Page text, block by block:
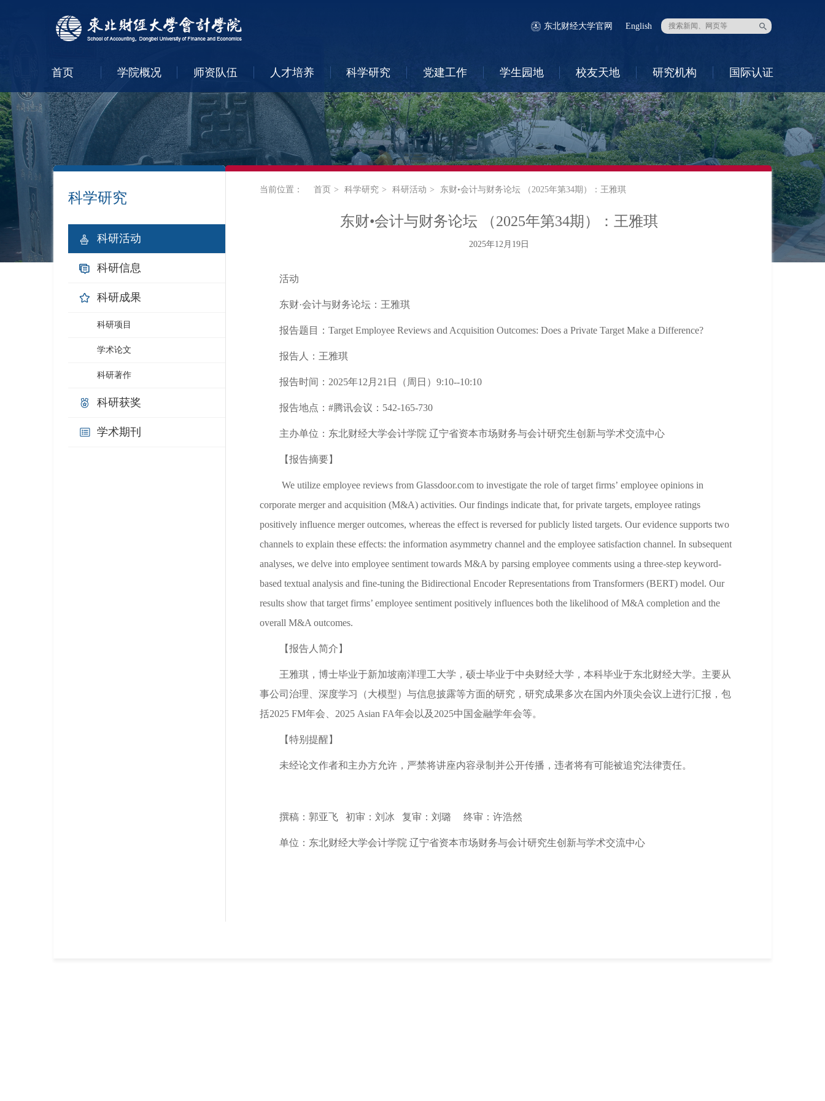
东北财经大学官网 English
首页 学院概况 师资队伍 人才培养 科学研究 党建工作 学生园地 校友天地 研究机构 国际认证
科学研究
科研活动
科研信息
科研成果
科研项目
学术论文
科研著作
科研获奖
学术期刊
当前位置： 首页 科学研究 科研活动 东财•会计与财务论坛 （2025年第34期）：王雅琪
东财•会计与财务论坛 （2025年第34期）：王雅琪
2025年12月19日
活动
东财·会计与财务论坛：王雅琪
报告题目：Target Employee Reviews and Acquisition Outcomes: Does a Private Target Make a Difference?
报告人：王雅琪
报告时间：2025年12月21日（周日）9:10--10:10
报告地点：#腾讯会议：542-165-730
主办单位：东北财经大学会计学院 辽宁省资本市场财务与会计研究生创新与学术交流中心
【报告摘要】
We utilize employee reviews from Glassdoor.com to investigate the role of target firms’ employee opinions in
corporate merger and acquisition (M&A) activities. Our findings indicate that, for private targets, employee ratings
positively influence merger outcomes, whereas the effect is reversed for publicly listed targets. Our evidence supports two
channels to explain these effects: the information asymmetry channel and the employee satisfaction channel. In subsequent
analyses, we delve into employee sentiment towards M&A by parsing employee comments using a three-step keyword-
based textual analysis and fine-tuning the Bidirectional Encoder Representations from Transformers (BERT) model. Our
results show that target firms’ employee sentiment positively influences both the likelihood of M&A completion and the
overall M&A outcomes.
【报告人简介】
王雅琪，博士毕业于新加坡南洋理工大学，硕士毕业于中央财经大学，本科毕业于东北财经大学。主要从
事公司治理、深度学习（大模型）与信息披露等方面的研究，研究成果多次在国内外顶尖会议上进行汇报，包
括2025 FM年会、2025 Asian FA年会以及2025中国金融学年会等。
【特别提醒】
未经论文作者和主办方允许，严禁将讲座内容录制并公开传播，违者将有可能被追究法律责任。
撰稿：郭亚飞 初审：刘冰 复审：刘璐 终审：许浩然
单位：东北财经大学会计学院 辽宁省资本市场财务与会计研究生创新与学术交流中心